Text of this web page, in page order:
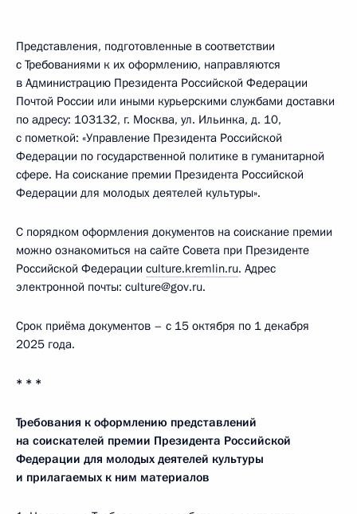
Представления, подготовленные в соответствии
с Требованиями к их оформлению, направляются
в Администрацию Президента Российской Федерации
Почтой России или иными курьерскими службами доставки
по адресу: 103132, г. Москва, ул. Ильинка, д. 10,
с пометкой: «Управление Президента Российской
Федерации по государственной политике в гуманитарной
сфере. На соискание премии Президента Российской
Федерации для молодых деятелей культуры».
С порядком оформления документов на соискание премии
можно ознакомиться на сайте Совета при Президенте
Российской Федерации culture.kremlin.ru. Адрес
электронной почты: culture@gov.ru.
Срок приёма документов – с 15 октября по 1 декабря
2025 года.
* * *
Требования к оформлению представлений
на соискателей премии Президента Российской
Федерации для молодых деятелей культуры
и прилагаемых к ним материалов